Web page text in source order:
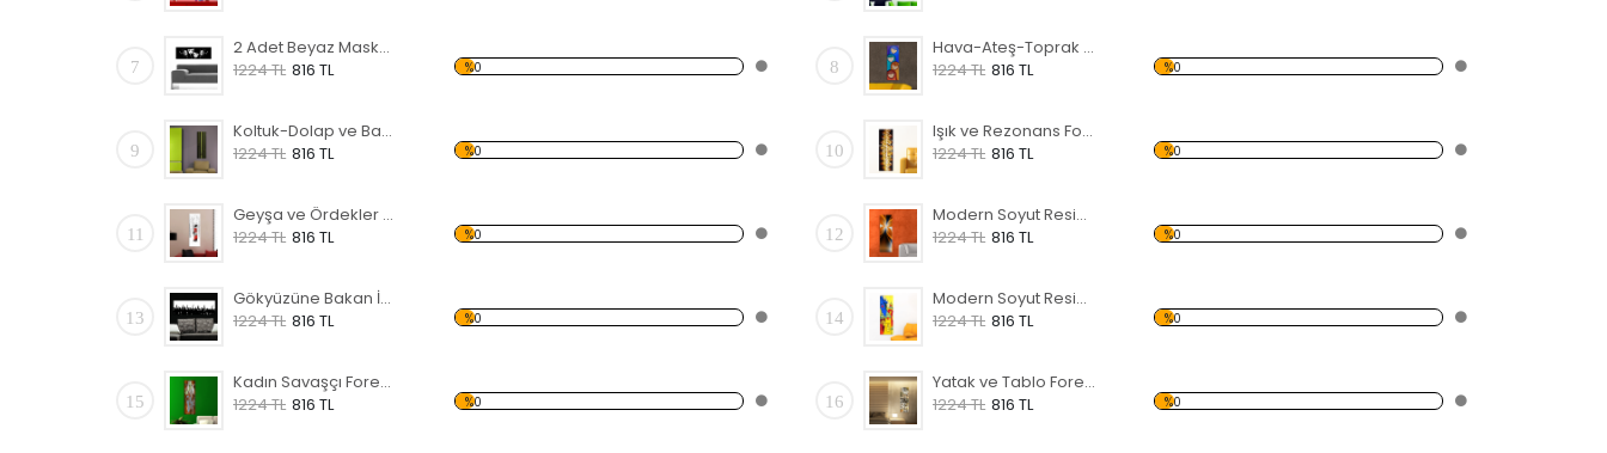
7
2 Adet Beyaz Maske Forex Tablo
1224 TL 816 TL %0 8
Hava-Ateş-Toprak Su Forex Tablo
1224 TL 816 TL %0
9
Koltuk-Dolap ve Bambu Forex Tablo
1224 TL 816 TL %0 10
Işık ve Rezonans Forex Tablo
1224 TL 816 TL %0
11
Geyşa ve Ördekler Forex Tablo
1224 TL 816 TL %0 12
Modern Soyut Resim 3 Forex Tablo
1224 TL 816 TL %0
13
Gökyüzüne Bakan İnsanlar Forex Tablo
1224 TL 816 TL %0 14
Modern Soyut Resim Evler Forex Tablo
1224 TL 816 TL %0
15
Kadın Savaşçı Forex Tablo
1224 TL 816 TL %0 16
Yatak ve Tablo Forex Tablo
1224 TL 816 TL %0